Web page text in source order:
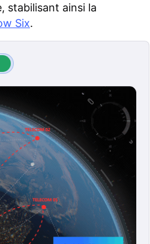
stabilisant ainsi la
Six.